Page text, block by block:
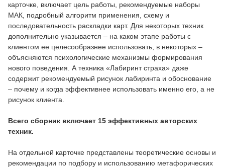
карточке, включает цель работы, рекомендуемые наборы
МАК, подробный алгоритм применения, схему и
последовательность раскладки карт. Для некоторых техник
дополнительно указывается – на каком этапе работы с
клиентом ее целесообразнее использовать, в некоторых –
объясняются психологические механизмы формирования
нового поведения. А техника «Лабиринт страха» даже
содержит рекомендуемый рисунок лабиринта и обоснование
– почему и когда эффективнее использовать именно его, а не
рисунок клиента.
Всего сборник включает 15 эффективных авторских
техник.
На отдельной карточке представлены теоретические основы и
рекомендации по подбору и использованию метафорических